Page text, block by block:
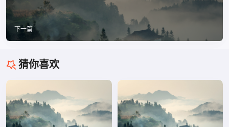
下一篇
猜你喜欢